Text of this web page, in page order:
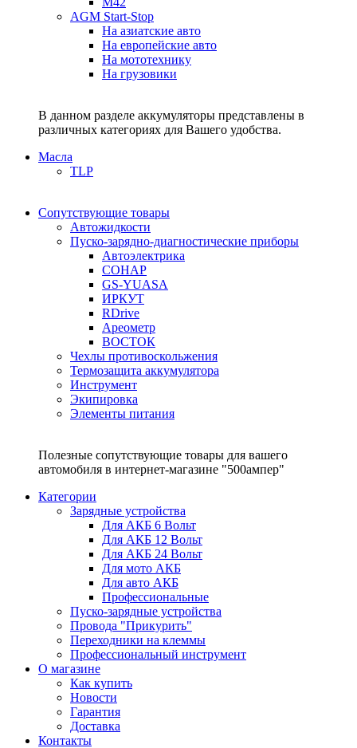
AGM Start-Stop
На азиатские авто
На европейские авто
На мототехнику
На грузовики
В данном разделе аккумуляторы представлены в
различных категориях для Вашего удобства.
Масла
TLP
Сопутствующие товары
Автожидкости
Пуско-зарядно-диагностические приборы
Автоэлектрика
СОНАР
GS-YUASA
ИРКУТ
RDrive
Ареометр
ВОСТОК
Чехлы противоскольжения
Термозащита аккумулятора
Инструмент
Экипировка
Элементы питания
Полезные сопутствующие товары для вашего
автомобиля в интернет-магазине "500ампер"
Категории
Зарядные устройства
Для АКБ 6 Вольт
Для АКБ 12 Вольт
Для АКБ 24 Вольт
Для мото АКБ
Для авто АКБ
Профессиональные
Пуско-зарядные устройства
Провода "Прикурить"
Переходники на клеммы
Профессиональный инструмент
О магазине
Как купить
Новости
Гарантия
Доставка
Контакты